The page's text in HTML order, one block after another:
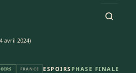
avril 2024)
Béarn
FRANCE ESPOIRS PHASE FINALE